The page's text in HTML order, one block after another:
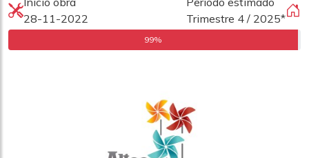
28-11-2022
Trimestre 4 / 2025*
99%